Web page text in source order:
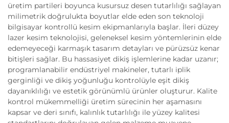
üretim partileri boyunca kusursuz desen tutarlılığı sağlayan
milimetrik doğrulukta boyutlar elde eden son teknoloji
bilgisayar kontrollü kesim ekipmanlarıyla başlar. İleri düzey
lazer kesim teknolojisi, geleneksel kesim yöntemlerinin elde
edemeyeceği karmaşık tasarım detayları ve pürüzsüz kenar
bitişleri sağlar. Bu hassasiyet dikiş işlemlerine kadar uzanır;
programlanabilir endüstriyel makineler, tutarlı iplik
gerginliği ve dikiş yoğunluğu kontrolüyle eşit dikiş
dayanıklılığı ve estetik görünümlü ürünler oluşturur. Kalite
kontrol mükemmelliği üretim sürecinin her aşamasını
kapsar ve deri sınıfı, kalınlık tutarlılığı ile yüzey kalitesi